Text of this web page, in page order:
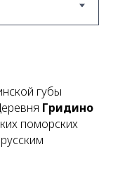
губы
Гридино
поморских